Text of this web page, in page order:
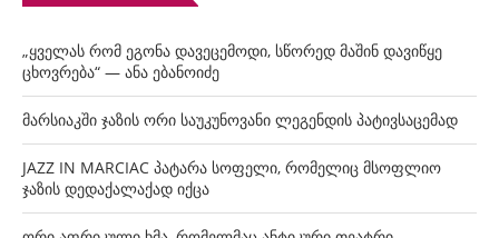
„ყველას რომ ეგონა დავეცემოდი, სწორედ მაშინ დავიწყე
ცხოვრება“ — ანა ებანოიძე
მარსიაკში ჯაზის ორი საუკუნოვანი ლეგენდის პატივსაცემად
JAZZ IN MARCIAC პატარა სოფელი, რომელიც მსოფლიო
ჯაზის დედაქალაქად იქცა